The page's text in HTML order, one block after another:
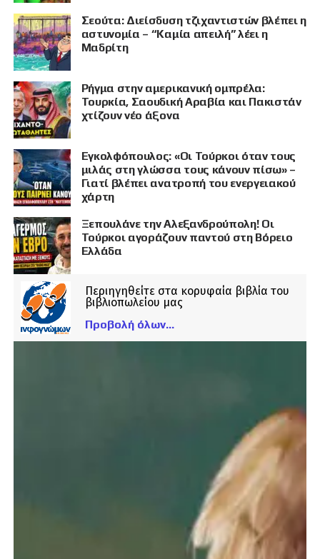
Σεούτα: Διείσδυση τζιχαντιστών βλέπει η
αστυνομία – “Καμία απειλή” λέει η
Μαδρίτη
Ρήγμα στην αμερικανική ομπρέλα:
Τουρκία, Σαουδική Αραβία και Πακιστάν
χτίζουν νέο άξονα
Εγκολφόπουλος: «Οι Τούρκοι όταν τους
μιλάς στη γλώσσα τους κάνουν πίσω» –
Γιατί βλέπει ανατροπή του ενεργειακού
χάρτη
Ξεπουλάνε την Αλεξανδρούπολη! Οι
Τούρκοι αγοράζουν παντού στη Βόρειο
Ελλάδα
Περιηγηθείτε στα κορυφαία βιβλία του
βιβλιοπωλείου μας
Προβολή όλων